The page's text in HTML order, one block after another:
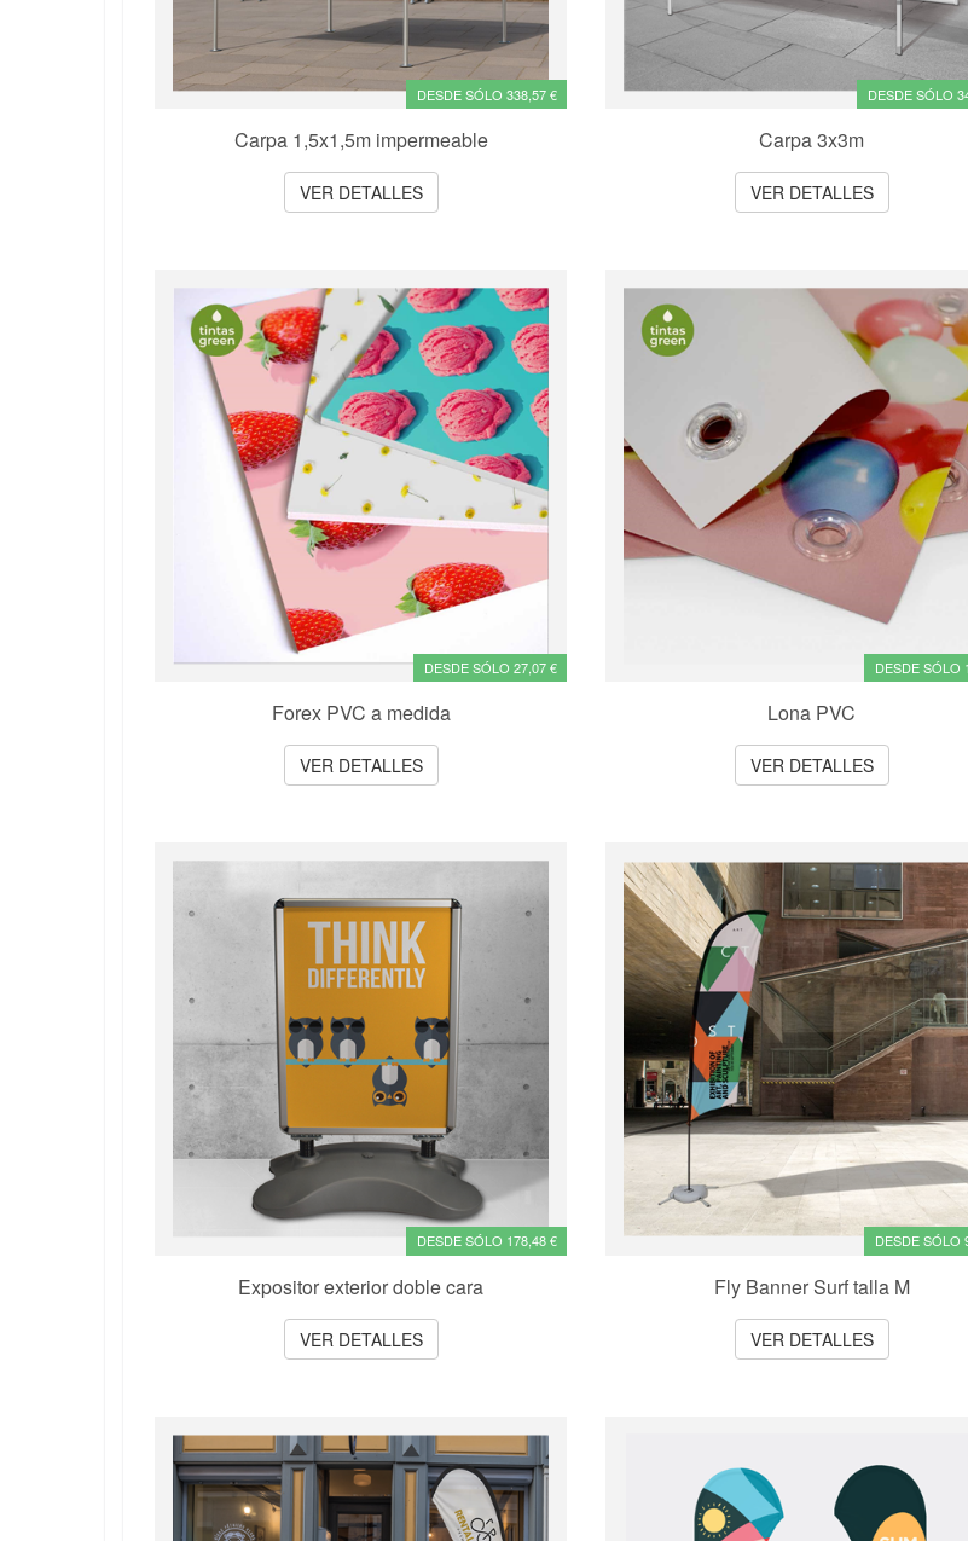
DESDE SÓLO 338,57 €
Carpa 1,5x1,5m impermeable
VER DETALLES
DESDE SÓLO
Carpa 3x3m
VER DETALLES
DESDE SÓLO 27,07 €
Forex PVC a medida
VER DETALLES
DESDE SÓLO
Lona PVC
VER DETALLES
DESDE SÓLO 178,48 €
Expositor exterior doble cara
VER DETALLES
DESDE SÓLO
Fly Banner Surf talla M
VER DETALLES